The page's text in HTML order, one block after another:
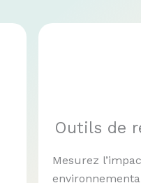
Outils de
Mesurez